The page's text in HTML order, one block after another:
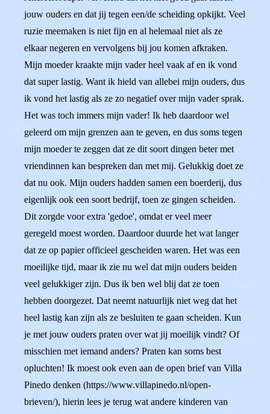
jouw ouders en dat jij tegen een/de scheiding opkijkt. Veel
ruzie meemaken is niet fijn en al helemaal niet als ze
elkaar negeren en vervolgens bij jou komen afkraken.
Mijn moeder kraakte mijn vader heel vaak af en ik vond
dat super lastig. Want ik hield van allebei mijn ouders, dus
ik vond het lastig als ze zo negatief over mijn vader sprak.
Het was toch immers mijn vader! Ik heb daardoor wel
geleerd om mijn grenzen aan te geven, en dus soms tegen
mijn moeder te zeggen dat ze dit soort dingen beter met
vriendinnen kan bespreken dan met mij. Gelukkig doet ze
dat nu ook. Mijn ouders hadden samen een boerderij, dus
eigenlijk ook een soort bedrijf, toen ze gingen scheiden.
Dit zorgde voor extra 'gedoe', omdat er veel meer
geregeld moest worden. Daardoor duurde het wat langer
dat ze op papier officieel gescheiden waren. Het was een
moeilijke tijd, maar ik zie nu wel dat mijn ouders beiden
veel gelukkiger zijn. Dus ik ben wel blij dat ze toen
hebben doorgezet. Dat neemt natuurlijk niet weg dat het
heel lastig kan zijn als ze besluiten te gaan scheiden. Kun
je met jouw ouders praten over wat jij moeilijk vindt? Of
misschien met iemand anders? Praten kan soms best
opluchten! Ik moest ook even aan de open brief van Villa
Pinedo denken (https://www.villapinedo.nl/open-
brieven/), hierin lees je terug wat andere kinderen van